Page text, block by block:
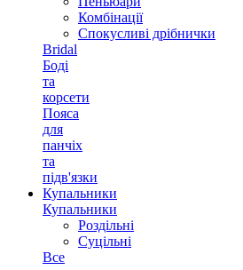
Комбінації
Спокусливі дрібнички
Bridal
Боді
та
корсети
Пояса
для
панчіх
та
підв'язки
Купальники
Купальники
Роздільні
Суцільні
Все